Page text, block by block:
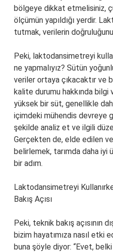
bölgeye dikkat etmelisiniz,
ölçümün yapıldığı yerdir.
tutmak, verilerin
Peki, laktodansimetreyi
ne yapmalıyız? Sütün
veriler ortaya çıkacaktır ve
kalite durumu hakkında bilgi
yüksek bir süt, genellikle
içimdeki mühendis devreye
şekilde analiz et ve ilgili
Gerçekten de, elde edilen
belirlemek, tarımda daha
bir adım.
Laktodansimetreyi
Bakış Açısı
Peki, teknik bakış açısının
bizim hayatımıza nasıl etki
buna şöyle diyor: “Evet,